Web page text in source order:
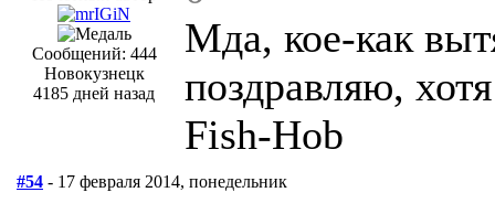
Сообщений: 444
Новокузнецк
4185 дней назад
Мда, кое-как
поздравляю,
Fish-Hob
#54 - 17 февраля 2014, понедельник